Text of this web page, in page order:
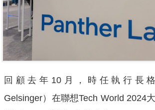
回顧去年10月，時任執行長
Gelsinger）在聯想Tech World 2024